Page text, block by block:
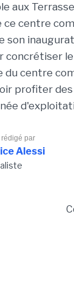
aux
centre
son
concrétiser
du centre
profiter
par
Alessi